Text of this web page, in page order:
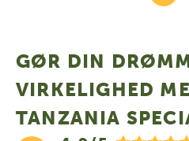
GØR DIN
VIRKELIGHED
TANZANIA